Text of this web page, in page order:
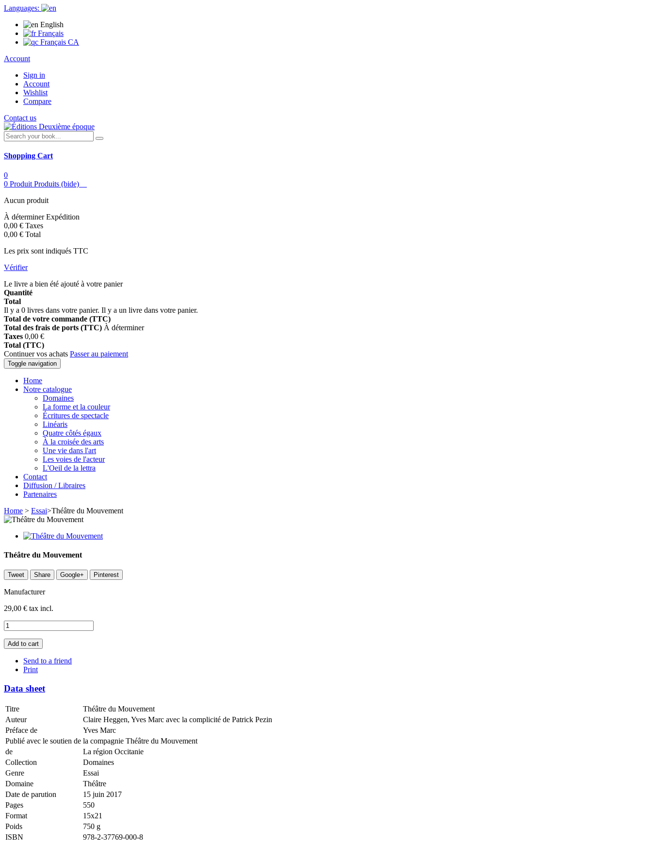
Languages:
English
Français
Français CA
Account
Sign in
Account
Wishlist
Compare
Contact us
Shopping Cart
0
0 Produit Produits (bide)
Aucun produit
À déterminerExpédition
0,00 € Taxes
0,00 € Total
Les prix sont indiqués TTC
Vérifier
Le livre a bien été ajouté à votre panier
Quantité
Total
Il y a 0 livres dans votre panier. Il y a un livre dans votre panier.
Total de votre commande (TTC)
Total des frais de ports (TTC) À déterminer
Taxes 0,00 €
Total (TTC)
Continuer vos achats Passer au paiement
Toggle navigation
Home
Notre catalogue
Domaines
La forme et la couleur
Écritures de spectacle
Linéaris
Quatre côtés égaux
À la croisée des arts
Une vie dans l'art
Les voies de l'acteur
L'Oeil de la lettra
Contact
Diffusion / Libraires
Partenaires
Home > Essai>Théâtre du Mouvement
Théâtre du Mouvement
Tweet Share Google+ Pinterest
Manufacturer
29,00 € tax incl.
Add to cart
Send to a friend
Print
Data sheet
Titre
Théâtre du Mouvement
Auteur
Claire Heggen, Yves Marc avec la complicité de Patrick Pezin
Préface de
Yves Marc
Publié avec le soutien de la compagnie Théâtre du Mouvement
de
La région Occitanie
Collection
Domaines
Genre
Essai
Domaine
Théâtre
Date de parution
15 juin 2017
Pages
550
Format
15x21
Poids
750 g
ISBN
978-2-37769-000-8